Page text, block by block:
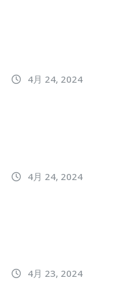
4月 24, 2024
4月 24, 2024
4月 23, 2024